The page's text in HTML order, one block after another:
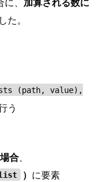
た。
(path, value),
う
合、
） に要素